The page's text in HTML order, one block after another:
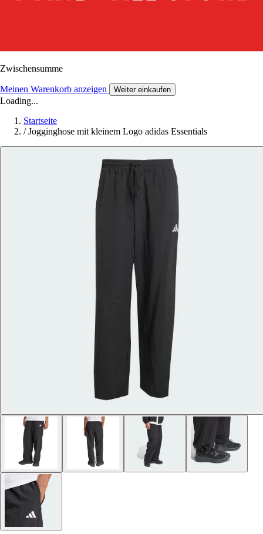
Zwischensumme
Meinen Warenkorb anzeigen Weiter einkaufen
Loading...
Startseite
/ Jogginghose mit kleinem Logo adidas Essentials